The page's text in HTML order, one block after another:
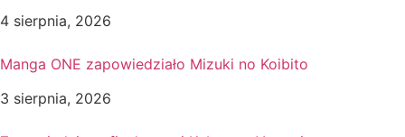
4 sierpnia, 2026
Manga ONE zapowiedziało Mizuki no Koibito
3 sierpnia, 2026